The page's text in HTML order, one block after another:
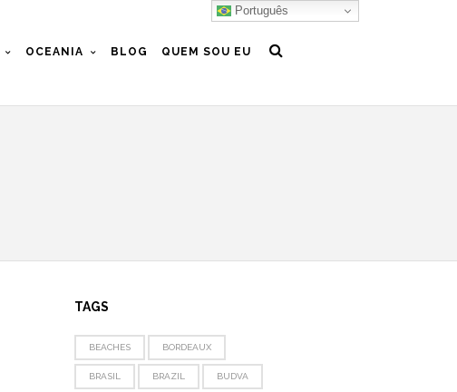
OCEANIA BLOG QUEM SOU EU
TAGS
BEACHES BORDEAUX
BRASIL BRAZIL BUDVA
Português